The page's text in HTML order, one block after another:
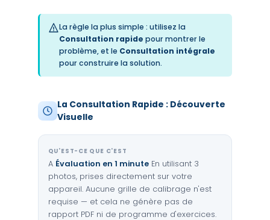
La règle la plus simple : utilisez la
Consultation rapide pour montrer le
problème, et le Consultation intégrale
pour construire la solution.
La Consultation Rapide : Découverte
Visuelle
QU'EST-CE QUE C'EST
A Évaluation en 1 minuteEn utilisant 3
photos, prises directement sur votre
appareil. Aucune grille de calibrage n'est
requise — et cela ne génère pas de
rapport PDF ni de programme d'exercices.